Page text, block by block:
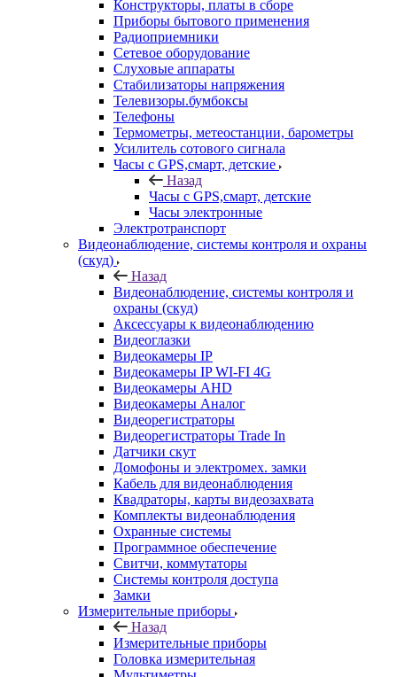
Конструкторы, платы в сборе
Приборы бытового применения
Радиоприемники
Сетевое оборудование
Слуховые аппараты
Стабилизаторы напряжения
Телевизоры.бумбоксы
Телефоны
Термометры, метеостанции, барометры
Усилитель сотового сигнала
Часы с GPS,смарт, детские
Назад
Часы с GPS,смарт, детские
Часы электронные
Электротранспорт
Видеонаблюдение, системы контроля и охраны
(скуд)
Назад
Видеонаблюдение, системы контроля и
охраны (скуд)
Аксессуары к видеонаблюдению
Видеоглазки
Видеокамеры IP
Видеокамеры IP WI-FI 4G
Видеокамеры AHD
Видеокамеры Аналог
Видеорегистраторы
Видеорегистраторы Trade In
Датчики скут
Домофоны и электромех. замки
Кабель для видеонаблюдения
Квадраторы, карты видеозахвата
Комплекты видеонаблюдения
Охранные системы
Программное обеспечение
Свитчи, коммутаторы
Системы контроля доступа
Замки
Измерительные приборы
Назад
Измерительные приборы
Головка измерительная